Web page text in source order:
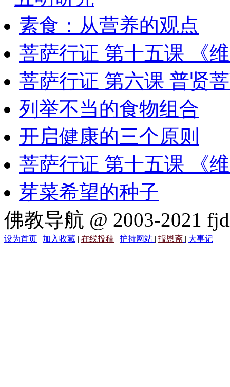
素食：从营养的观点
菩萨行证 第十五课 《
菩萨行证 第六课 普贤
列举不当的食物组合
开启健康的三个原则
菩萨行证 第十五课 《
芽菜希望的种子
佛教导航 @ 2003-2021
设为首页 | 加入收藏 | 在线投稿 | 护持网站 | 报恩斋 | 大事记 |